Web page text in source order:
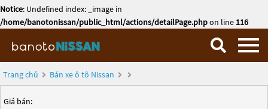
Notice: Undefined index: _image in
/home/banotonissan/public_html/actions/detailPage.phpon line 116
Trang chủ Bán xe ô tô Nissan
Giá bán: